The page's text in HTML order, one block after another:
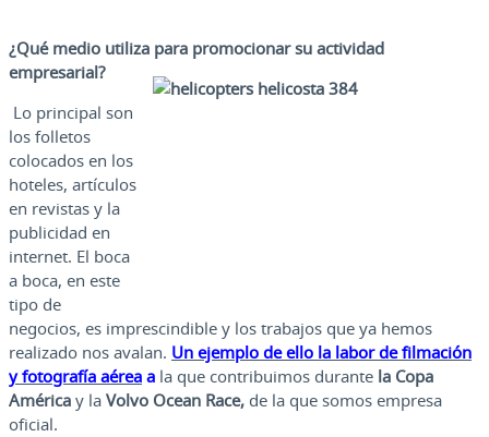
¿Qué medio utiliza para promocionar su actividad
empresarial?
Lo principal son
los folletos
colocados en los
hoteles, artículos
en revistas y la
publicidad en
internet. El boca
a boca, en este
tipo de
negocios, es imprescindible y los trabajos que ya hemos
realizado nos avalan. Un ejemplo de ello la labor de filmación
y fotografía aérea a la que contribuimos durante la Copa
América y la Volvo Ocean Race, de la que somos empresa
oficial.